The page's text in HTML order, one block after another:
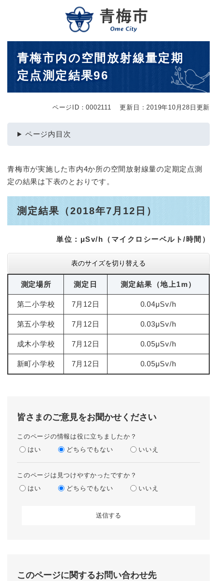
メニューを飛ばして本文へ
青梅市内の空間放射線量定期
定点測定結果96
ページID：0002111 更新日：2019年10月28日更新
ページ内目次
青梅市が実施した市内4か所の空間放射線量の定期定点測
定の結果は下表のとおりです。
測定結果（2018年7月12日）
単位：μSv/h（マイクロシーベルト/時間）
表のサイズを切り替える
測定場所 測定日 測定結果（地上1m）
第二小学校 7月12日 0.04μSv/h
第五小学校 7月12日 0.03μSv/h
成木小学校 7月12日 0.05μSv/h
新町小学校 7月12日 0.05μSv/h
皆さまのご意見をお聞かせください
このページの情報は役に立ちましたか？
はい
どちらでもない いいえ
このページは見つけやすかったですか？
はい
どちらでもない いいえ
このページに関するお問い合わせ先